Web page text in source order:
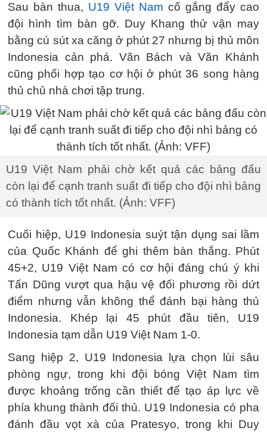
Sau bàn thua, U19 Việt Nam cố gắng đẩy cao
đội hình tìm bàn gỡ. Duy Khang thử vận may
bằng cú sút xa căng ở phút 27 nhưng bị thủ môn
Indonesia cản phá. Văn Bách và Văn Khánh
cũng phối hợp tạo cơ hội ở phút 36 song hàng
thủ chủ nhà chơi tập trung.
U19 Việt Nam phải chờ kết quả các bảng đấu
còn lại để cạnh tranh suất đi tiếp cho đội nhì bảng
có thành tích tốt nhất. (Ảnh: VFF)
Cuối hiệp, U19 Indonesia suýt tận dụng sai lầm
của Quốc Khánh để ghi thêm bàn thắng. Phút
45+2, U19 Việt Nam có cơ hội đáng chú ý khi
Tấn Dũng vượt qua hậu vệ đối phương rồi dứt
điểm nhưng vẫn không thể đánh bại hàng thủ
Indonesia. Khép lại 45 phút đầu tiên, U19
Indonesia tạm dẫn U19 Việt Nam 1-0.
Sang hiệp 2, U19 Indonesia lựa chọn lùi sâu
phòng ngự, trong khi đội bóng Việt Nam tìm
được khoảng trống cần thiết để tạo áp lực về
phía khung thành đối thủ. U19 Indonesia có pha
đánh đầu vọt xà của Pratesyo, trong khi Duy